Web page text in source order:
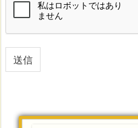
送信